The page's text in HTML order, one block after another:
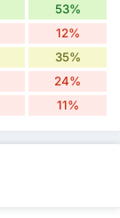
53%
12%
35%
24%
11%